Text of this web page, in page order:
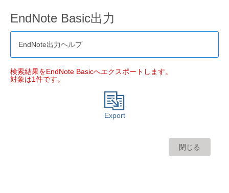
EndNote Basic出力
EndNote出力ヘルプ
検索結果をEndNote Basicへエクスポートします。
対象は1件です。
Export